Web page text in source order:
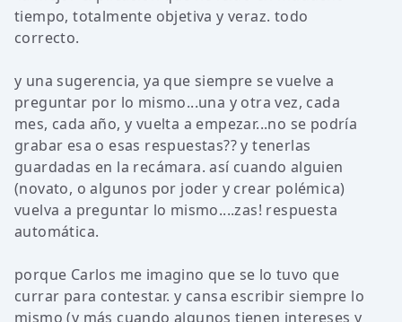
tiempo, totalmente objetiva y veraz. todo
correcto.
y una sugerencia, ya que siempre se vuelve a
preguntar por lo mismo...una y otra vez, cada
mes, cada año, y vuelta a empezar...no se podría
grabar esa o esas respuestas?? y tenerlas
guardadas en la recámara. así cuando alguien
(novato, o algunos por joder y crear polémica)
vuelva a preguntar lo mismo....zas! respuesta
automática.
porque Carlos me imagino que se lo tuvo que
currar para contestar. y cansa escribir siempre lo
mismo (y más cuando algunos tienen intereses y